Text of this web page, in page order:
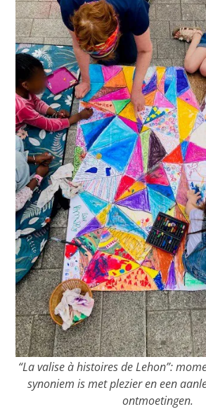
“La valise à histoires de Lehon”:
synoniem is met plezier en een
ontmoetingen.